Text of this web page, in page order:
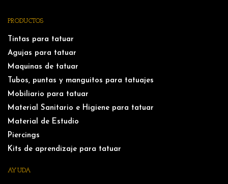
PRODUCTOS
Tintas para tatuar
Agujas para tatuar
Maquinas de tatuar
Tubos, puntas y manguitos para tatuajes
Mobiliario para tatuar
Material Sanitario e Higiene para tatuar
Material de Estudio
Piercings
Kits de aprendizaje para tatuar
AYUDA